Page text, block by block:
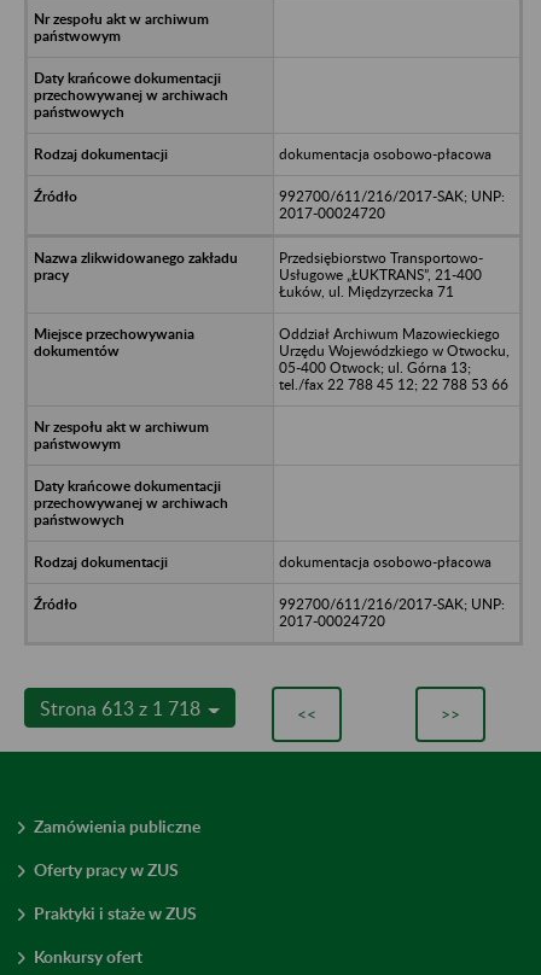
dokumentacja osobowo-płacowa
992700/611/216/2017-SAK; UNP:
2017-00024720
Przedsiębiorstwo Transportowo-
Usługowe „ŁUKTRANS”, 21-400
Łuków, ul. Międzyrzecka 71
Oddział Archiwum Mazowieckiego
Urzędu Wojewódzkiego w Otwocku,
05-400 Otwock; ul. Górna 13;
tel./fax 22 788 45 12; 22 788 53 66
dokumentacja osobowo-płacowa
992700/611/216/2017-SAK; UNP:
2017-00024720
Strona 613 z 1 718 << >>
Zamówienia publiczne
Oferty pracy w ZUS
Praktyki i staże w ZUS
Konkursy ofert